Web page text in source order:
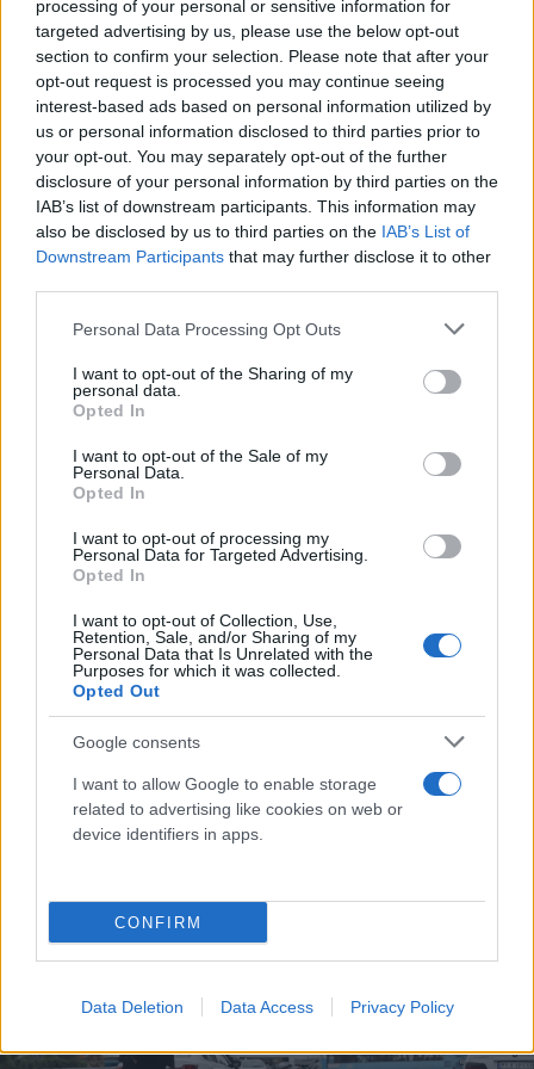
processing of your personal or sensitive information for
targeted advertising by us, please use the below opt-out
section to confirm your selection. Please note that after your
opt-out request is processed you may continue seeing
interest-based ads based on personal information utilized by
us or personal information disclosed to third parties prior to
your opt-out. You may separately opt-out of the further
disclosure of your personal information by third parties on the
IAB’s list of downstream participants. This information may
also be disclosed by us to third parties on the IAB’s List of
Downstream Participants that may further disclose it to other
Please note that this website/app uses one or more Google
not limited to your visit or usage behaviour. You may click to
grant or deny consent to Google and its third-party tags to
use your data for below specified purposes in below Google
consent section.
Personal Data Processing Opt Outs
I want to opt-out of the Sharing of my
personal data.
Opted In
I want to opt-out of the Sale of my
Personal Data.
Opted In
I want to opt-out of processing my
Personal Data for Targeted Advertising.
Opted In
I want to opt-out of Collection, Use,
Retention, Sale, and/or Sharing of my
Personal Data that Is Unrelated with the
Purposes for which it was collected.
Opted Out
Google consents
I want to allow Google to enable storage
related to advertising like cookies on web or
device identifiers in apps.
CONFIRM
Data Deletion Data Access Privacy Policy